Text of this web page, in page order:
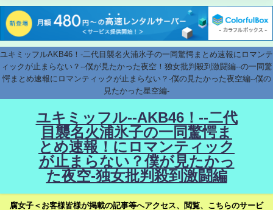
ユキミッフルAKB46！-二代目襲名火浦氷子の一同驚愕まとめ速報にロマンテ
ィックが止まらない？--僕が見たかった夜空！独女批判殺到激闘編--の一同驚
愕まとめ速報にロマンティックが止まらない？-僕の見たかった夜空編--僕の
見たかった星空編-
ユキミッフル--AKB46！--二代
目襲名火浦氷子の一同驚愕ま
とめ速報！にロマンティック
が止まらない？僕が見たかっ
た夜空-独女批判殺到激闘編
腐女子＜お客様皆様が掲載の記事等へアクセス、閲覧、こちらのサービ